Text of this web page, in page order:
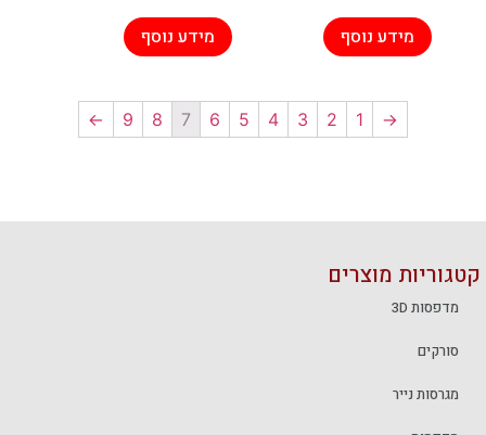
מידע נוסף מידע נוסף
←
1
2
3
4
5
6
7
8
9
→
קטגוריות מוצרים
מדפסות 3D
סורקים
מגרסות נייר